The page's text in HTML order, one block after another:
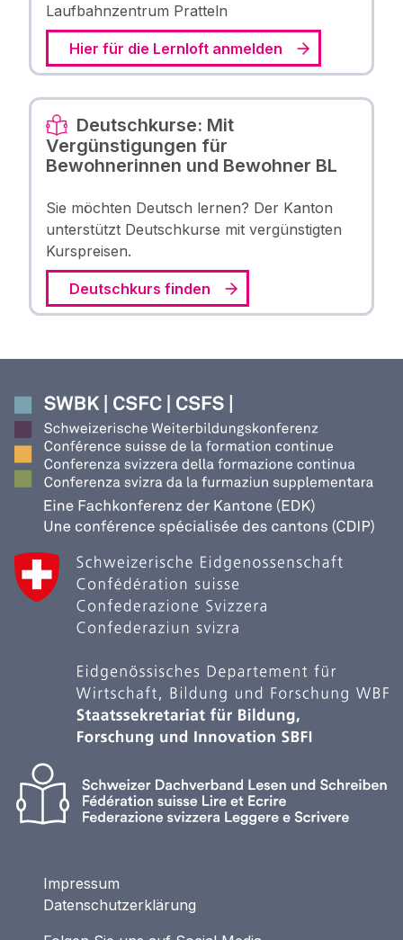
Laufbahnzentrum Pratteln
Hier für die Lernloft anmelden
Deutschkurse: Mit
Vergünstigungen für
Bewohnerinnen und Bewohner BL
Sie möchten Deutsch lernen? Der Kanton
unterstützt Deutschkurse mit vergünstigten
Kurspreisen.
Deutschkurs finden
Impressum
Datenschutzerklärung